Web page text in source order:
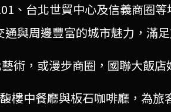
、台北世貿中心及信義商圈
與周邊豐富的城市魅力，滿
術，或漫步商圈，國聯大飯店
樓中餐廳與板石咖啡廳，為